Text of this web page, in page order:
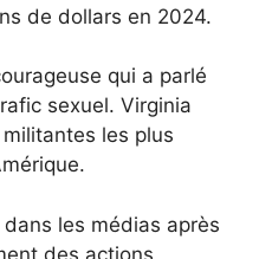
de dollars en 2024.
qui a parlé
sexuel. Virginia
les plus
les médias après
des actions